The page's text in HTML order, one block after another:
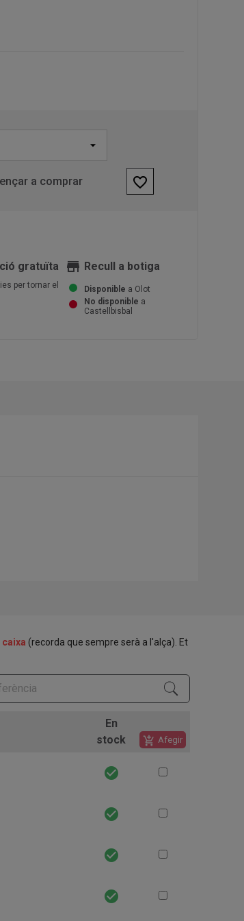
a comprar favorite_border
gratuïta
per tornar el
store Recull a botiga
Disponible a Olot
No disponible a
Castellbisbal
(recorda que sempre serà a l'alça). Et
En
stock
add_shopping_cart Afegir
check_circle
check_circle
check_circle
check_circle